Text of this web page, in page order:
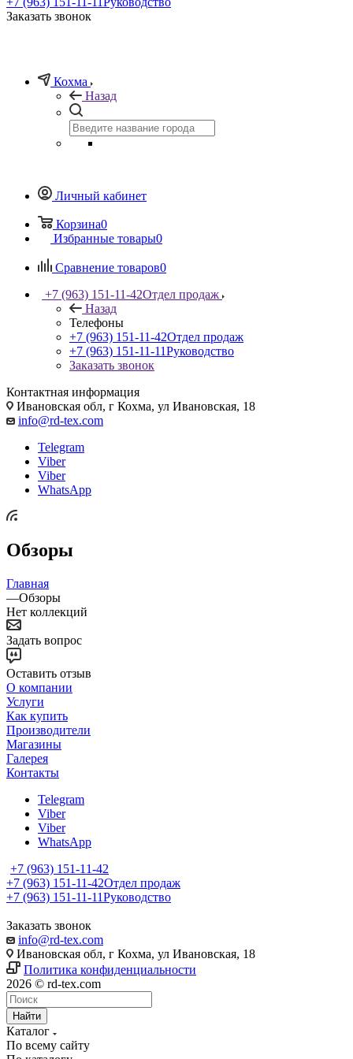
Заказать звонок
Кохма
Назад
Личный кабинет
Корзина0
Избранные товары0
Сравнение товаров0
+7 (963) 151-11-42Отдел продаж
Назад
Телефоны
+7 (963) 151-11-42Отдел продаж
+7 (963) 151-11-11Руководство
Заказать звонок
Контактная информация
Ивановская обл, г Кохма, ул Ивановская, 18
info@rd-tex.com
Telegram
Viber
Viber
WhatsApp
Обзоры
Главная
—Обзоры
Нет коллекций
Задать вопрос
Оставить отзыв
О компании
Услуги
Как купить
Производители
Магазины
Галерея
Контакты
Telegram
Viber
Viber
WhatsApp
+7 (963) 151-11-42
+7 (963) 151-11-42Отдел продаж
+7 (963) 151-11-11Руководство
Заказать звонок
info@rd-tex.com
Ивановская обл, г Кохма, ул Ивановская, 18
Политика конфиденциальности
2026 © rd-tex.com
Найти
Каталог
По всему сайту